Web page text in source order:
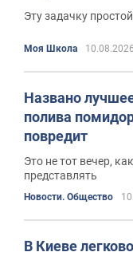
Эту задачку
Моя Школа
Названо
полива
повредит
Это не тот вечер,
представлять
Новости. Общество
В Киеве